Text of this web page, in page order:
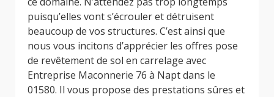
puisqu’elles vont s’écrouler et détruisent
beaucoup de vos structures. C’est ainsi que
nous vous incitons d’apprécier les offres pose
de revêtement de sol en carrelage avec
Entreprise Maconnerie 76 à Napt dans le
01580. Il vous propose des prestations sûres et